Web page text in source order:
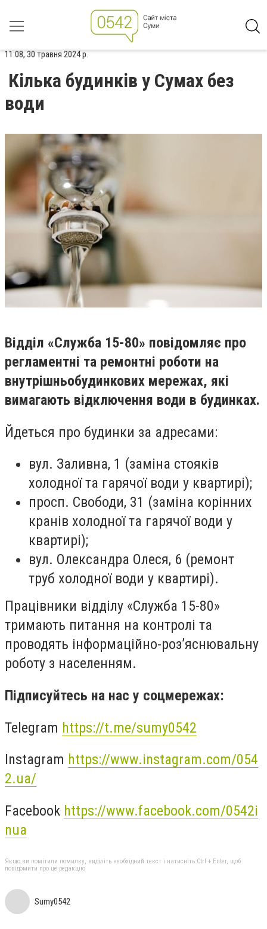
11:08, 30 травня 2024 р.
Кілька будинків у Сумах без
води
Відділ «Служба 15-80» повідомляє про
регламентні та ремонтні роботи на
внутрішньобудинкових мережах, які
вимагають відключення води в будинках.
Йдеться про будинки за адресами:
вул. Заливна, 1 (заміна стояків
холодної та гарячої води у квартирі);
просп. Свободи, 31 (заміна корінних
кранів холодної та гарячої води у
квартирі);
вул. Олександра Олеся, 6 (ремонт
труб холодної води у квартирі).
Працівники відділу «Служба 15-80»
тримають питання на контролі та
проводять інформаційно-роз’яснювальну
роботу з населенням.
Підписуйтесь на нас у соцмережах:
Telegram https://t.me/sumy0542
Instagram https://www.instagram.com/054
2.ua/
Facebook https://www.facebook.com/0542i
nua
Якщо ви помітили помилку, виділіть необхідний текст і натисніть Ctrl + Enter, щоб
повідомити про це редакцію
Sumy0542